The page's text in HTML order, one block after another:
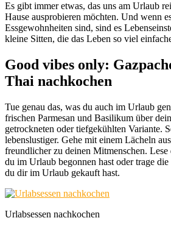
Es gibt immer etwas, das uns am Urlaub
Hause ausprobieren möchten. Und wenn
Essgewohnheiten sind, sind es
kleine Sitten, die das Leben so viel
Good vibes only:
Thai nachkochen
Tue genau das, was du auch im Urlaub
frischen Parmesan und Basilikum über
getrockneten oder tiefgekühlten Variante.
lebenslustiger. Gehe mit einem Lächeln
freundlicher zu deinen Mitmenschen. Lese
du im Urlaub begonnen hast oder trage
du dir im Urlaub gekauft hast.
Urlabsessen nachkochen